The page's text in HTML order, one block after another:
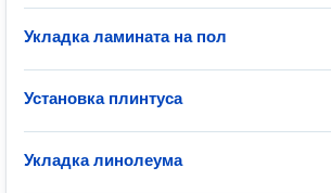
Укладка ламината на пол
Установка плинтуса
Укладка линолеума